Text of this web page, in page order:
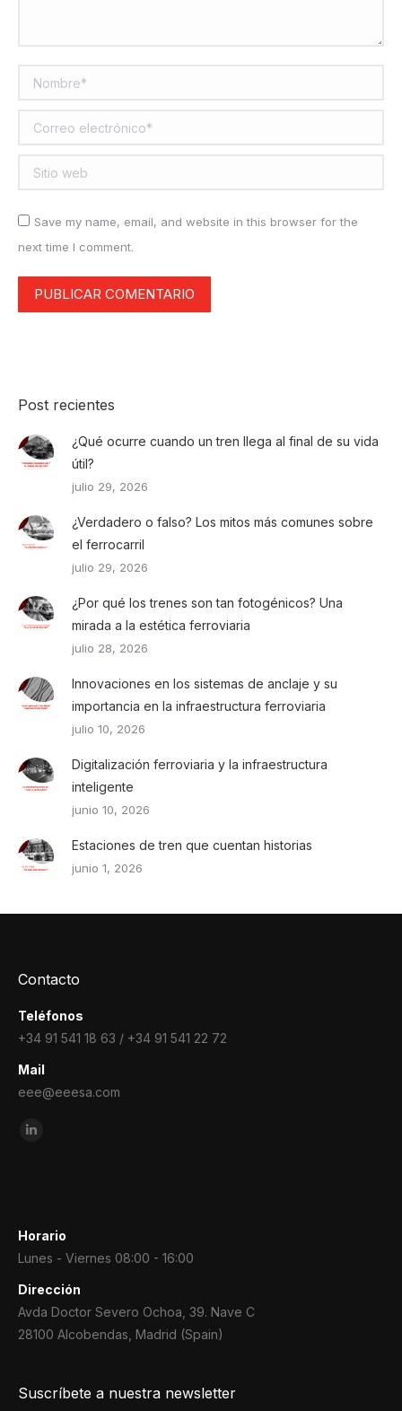
Nombre *
Correo electrónico *
Sitio web
Save my name, email, and website in this browser for the
next time I comment.
PUBLICAR COMENTARIO
Post recientes
¿Qué ocurre cuando un tren llega al final de su vida
útil?
julio 29, 2026
¿Verdadero o falso? Los mitos más comunes sobre
el ferrocarril
julio 29, 2026
¿Por qué los trenes son tan fotogénicos? Una
mirada a la estética ferroviaria
julio 28, 2026
Innovaciones en los sistemas de anclaje y su
importancia en la infraestructura ferroviaria
julio 10, 2026
Digitalización ferroviaria y la infraestructura
inteligente
junio 10, 2026
Estaciones de tren que cuentan historias
junio 1, 2026
Contacto
Teléfonos
+34 91 541 18 63 / +34 91 541 22 72
Mail
eee@eeesa.com
Encuéntranos en:
new
window
Horario
Lunes - Viernes 08:00 - 16:00
Dirección
Avda Doctor Severo Ochoa, 39. Nave C
28100 Alcobendas, Madrid (Spain)
Suscríbete a nuestra newsletter